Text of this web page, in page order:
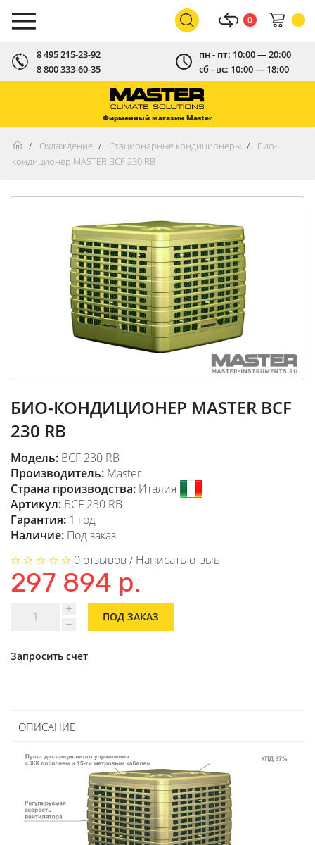
8 495 215-23-92
8 800 333-60-35
пн - пт: 10:00 — 20:00
сб - вс: 10:00 — 18:00
0
Фирменный магазин Master
Охлаждение Стационарные кондиционеры
Био-
кондиционер MASTER BCF 230 RB
БИО-КОНДИЦИОНЕР MASTER BCF
230 RB
Модель: BCF 230 RB
Производитель: Master
Страна производства: Италия
Артикул: BCF 230 RB
Гарантия: 1 год
Наличие: Под заказ
0 отзывов / Написать отзыв
297 894 р.
ПОД ЗАКАЗ
Запросить счет
ОПИСАНИЕ